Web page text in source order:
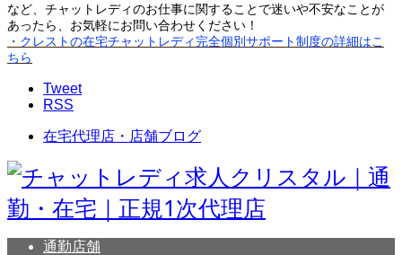
など、チャットレディのお仕事に関することで迷いや不安なことが
あったら、お気軽にお問い合わせください！
・クレストの在宅チャットレディ完全個別サポート制度の詳細はこ
ちら
Tweet
RSS
在宅代理店・店舗ブログ
通勤店舗